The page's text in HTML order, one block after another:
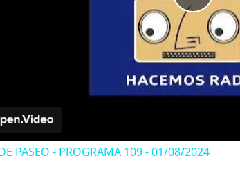
Play
PASEO - PROGRAMA 109 - 01/08/2024